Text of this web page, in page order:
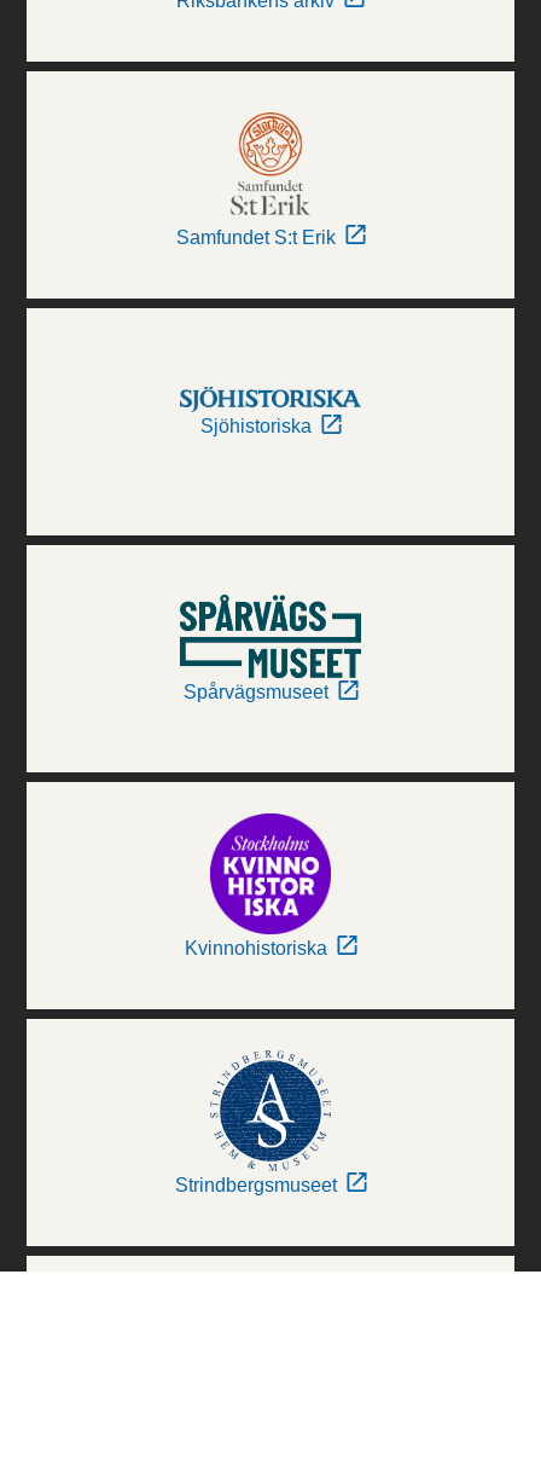
Samfundet S:t Erik
Sjöhistoriska
Spårvägsmuseet
Kvinnohistoriska
Strindbergsmuseet